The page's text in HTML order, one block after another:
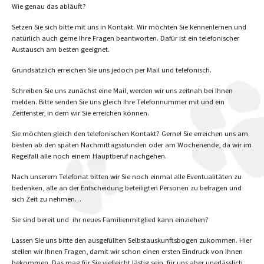
Wie genau das abläuft?
Setzen Sie sich bitte mit uns in Kontakt. Wir möchten Sie kennenlernen und
natürlich auch gerne Ihre Fragen beantworten. Dafür ist ein telefonischer
Austausch am besten geeignet.
Grundsätzlich erreichen Sie uns jedoch per Mail und telefonisch.
Schreiben Sie uns zunächst eine Mail, werden wir uns zeitnah bei Ihnen
melden. Bitte senden Sie uns gleich Ihre Telefonnummer mit und ein
Zeitfenster, in dem wir Sie erreichen können.
Sie möchten gleich den telefonischen Kontakt? Gerne! Sie erreichen uns am
besten ab den späten Nachmittagsstunden oder am Wochenende, da wir im
Regelfall alle noch einem Hauptberuf nachgehen.
Nach unserem Telefonat bitten wir Sie noch einmal alle Eventualitäten zu
bedenken, alle an der Entscheidung beteiligten Personen zu befragen und
sich Zeit zu nehmen…
Sie sind bereit und ihr neues Familienmitglied kann einziehen?
Lassen Sie uns bitte den ausgefüllten Selbstauskunftsbogen zukommen. Hier
stellen wir Ihnen Fragen, damit wir schon einen ersten Eindruck von Ihnen